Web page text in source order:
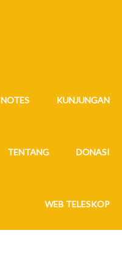
NOTES KUNJUNGAN
TENTANG DONASI
WEB TELESKOP